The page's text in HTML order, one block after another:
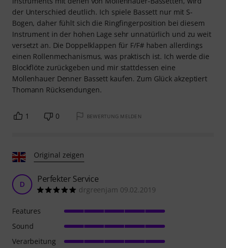
der Unterschied deutlich. Ich spiele Bassett nur mit S-
Bogen, daher fühlt sich die Ringfingerposition bei diesem
Instrument in der hohen Lage sehr unnatürlich und zu weit
versetzt an. Die Doppelklappen für F/F# haben allerdings
einen Rollenmechanismus, was praktisch ist. Ich werde die
Blockflöte zurückgeben und mir stattdessen eine
Mollenhauer Denner Bassett kaufen. Zum Glück akzeptiert
Thomann Rücksendungen.
1 0 BEWERTUNG MELDEN
Original zeigen
D Perfekter Service
drgreenjam 09.02.2019
Features
Sound
Verarbeitung